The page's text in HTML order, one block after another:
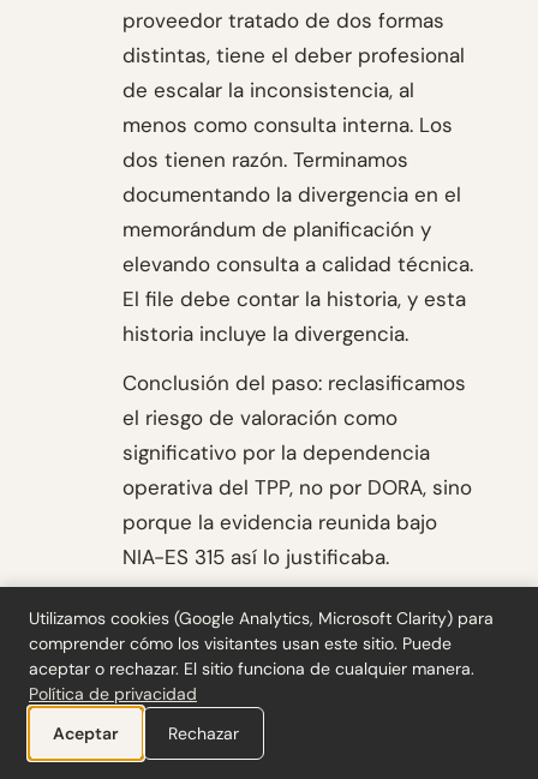
proveedor tratado de dos formas
distintas, tiene el deber profesional
de escalar la inconsistencia, al
menos como consulta interna. Los
dos tienen razón. Terminamos
documentando la divergencia en el
memorándum de planificación y
elevando consulta a calidad técnica.
El file debe contar la historia, y esta
historia incluye la divergencia.
Conclusión del paso: reclasificamos
el riesgo de valoración como
significativo por la dependencia
operativa del TPP, no por DORA, sino
porque la evidencia reunida bajo
NIA-ES 315 así lo justificaba.
4 respuesta de auditoría
Procedimientos diseñados: pruebas
de controles sobre 25 órdenes
ejecutadas, verificación de
Utilizamos cookies (Google Analytics, Microsoft Clarity) para
comprender cómo los visitantes usan este sitio. Puede
aceptar o rechazar. El sitio funciona de cualquier manera.
Política de privacidad
Aceptar
Rechazar